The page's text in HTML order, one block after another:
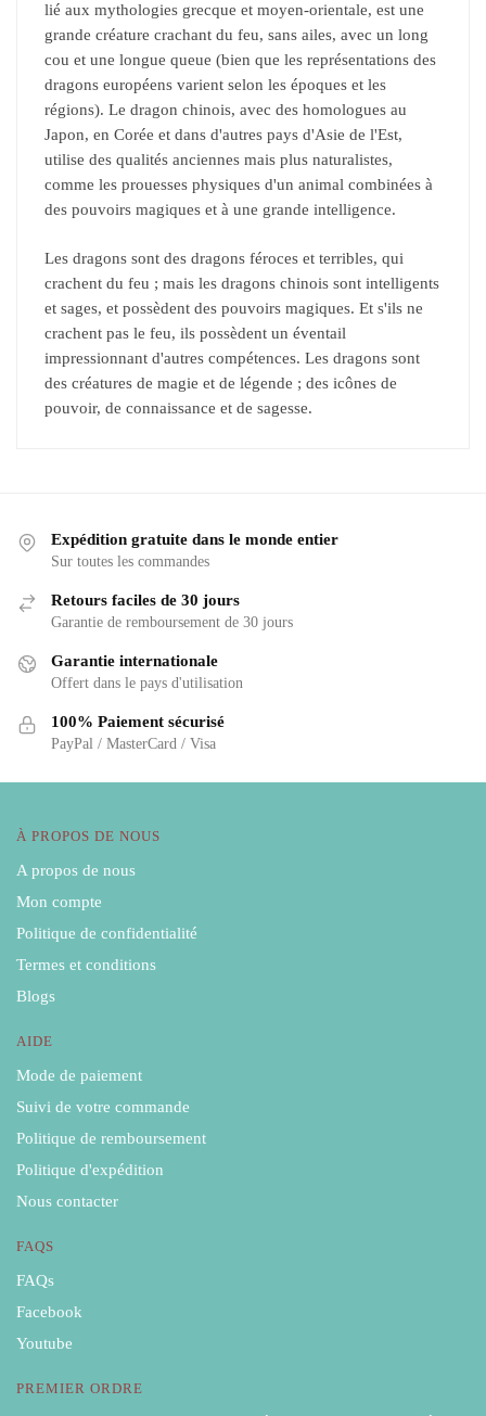
lié aux mythologies grecque et moyen-orientale, est une
grande créature crachant du feu, sans ailes, avec un long
cou et une longue queue (bien que les représentations des
dragons européens varient selon les époques et les
régions). Le dragon chinois, avec des homologues au
Japon, en Corée et dans d'autres pays d'Asie de l'Est,
utilise des qualités anciennes mais plus naturalistes,
comme les prouesses physiques d'un animal combinées à
des pouvoirs magiques et à une grande intelligence.
Les dragons sont des dragons féroces et terribles, qui
crachent du feu ; mais les dragons chinois sont intelligents
et sages, et possèdent des pouvoirs magiques. Et s'ils ne
crachent pas le feu, ils possèdent un éventail
impressionnant d'autres compétences. Les dragons sont
des créatures de magie et de légende ; des icônes de
pouvoir, de connaissance et de sagesse.
Expédition gratuite dans le monde entier
Sur toutes les commandes
Retours faciles de 30 jours
Garantie de remboursement de 30 jours
Garantie internationale
Offert dans le pays d'utilisation
100% Paiement sécurisé
PayPal / MasterCard / Visa
À PROPOS DE NOUS
A propos de nous
Mon compte
Politique de confidentialité
Termes et conditions
Blogs
AIDE
Mode de paiement
Suivi de votre commande
Politique de remboursement
Politique d'expédition
Nous contacter
FAQS
FAQs
Facebook
Youtube
PREMIER ORDRE